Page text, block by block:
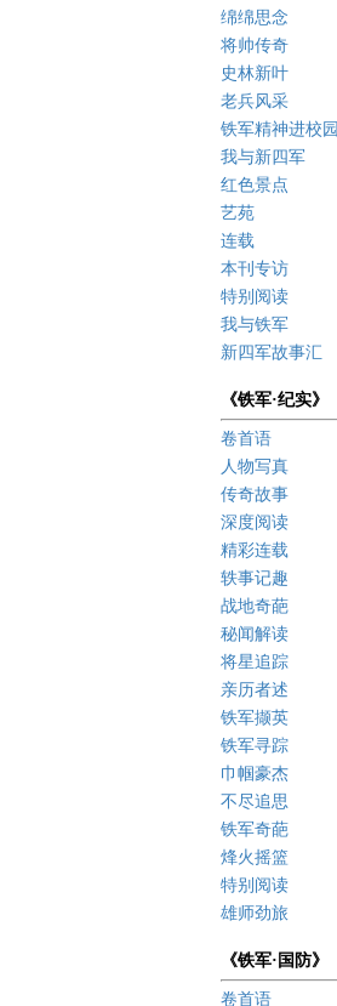
绵绵思念
将帅传奇
史林新叶
老兵风采
铁军精神进校园
我与新四军
红色景点
艺苑
连载
本刊专访
特别阅读
我与铁军
新四军故事汇
《铁军·纪实》
卷首语
人物写真
传奇故事
深度阅读
精彩连载
轶事记趣
战地奇葩
秘闻解读
将星追踪
亲历者述
铁军撷英
铁军寻踪
巾帼豪杰
不尽追思
铁军奇葩
烽火摇篮
特别阅读
雄师劲旅
《铁军·国防》
卷首语